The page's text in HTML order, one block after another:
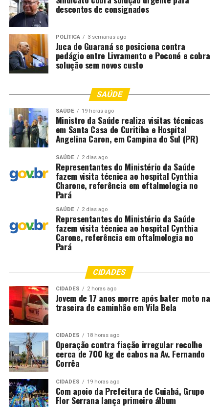
descontos de consignados
POLÍTICA 3 semanas ago
Juca do Guaraná se posiciona contra
pedágio entre Livramento e Poconé e cobra
solução sem novos custo
SAÚDE
SAÚDE 19 horas ago
Ministro da Saúde realiza visitas técnicas
em Santa Casa de Curitiba e Hospital
Angelina Caron, em Campina do Sul (PR)
SAÚDE 2 dias ago
Representantes do Ministério da Saúde
fazem visita técnica ao hospital Cynthia
Charone, referência em oftalmologia no
Pará
SAÚDE 2 dias ago
Representantes do Ministério da Saúde
fazem visita técnica ao hospital Cynthia
Carone, referência em oftalmologia no
Pará
CIDADES
CIDADES 2 horas ago
Jovem de 17 anos morre após bater moto na
traseira de caminhão em Vila Bela
CIDADES 18 horas ago
Operação contra fiação irregular recolhe
cerca de 700 kg de cabos na Av. Fernando
Corrêa
CIDADES 19 horas ago
Com apoio da Prefeitura de Cuiabá, Grupo
Flor Serrana lança primeiro álbum